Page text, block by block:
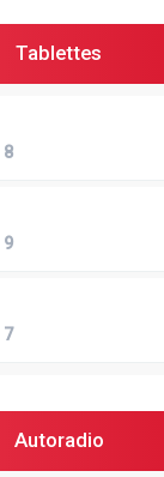
Tablettes
8
9
7
Autoradio